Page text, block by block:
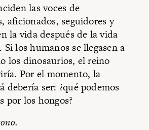
las voces de
aficionados, seguidores y
la vida después de la vida
Si los humanos se llegasen a
los dinosaurios, el reino
Por el momento, la
debería ser: ¿qué podemos
por los hongos?